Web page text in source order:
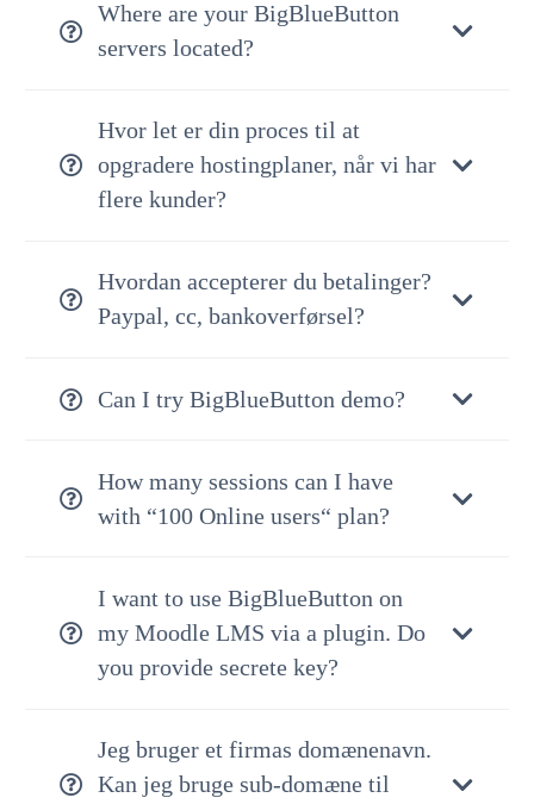
Where are your BigBlueButton
servers located?
Hvor let er din proces til at
opgradere hostingplaner, når vi har
flere kunder?
Hvordan accepterer du betalinger?
Paypal, cc, bankoverførsel?
Can I try BigBlueButton demo?
How many sessions can I have
with “100 Online users“ plan?
I want to use BigBlueButton on
my Moodle LMS via a plugin. Do
you provide secrete key?
Jeg bruger et firmas domænenavn.
Kan jeg bruge sub-domæne til